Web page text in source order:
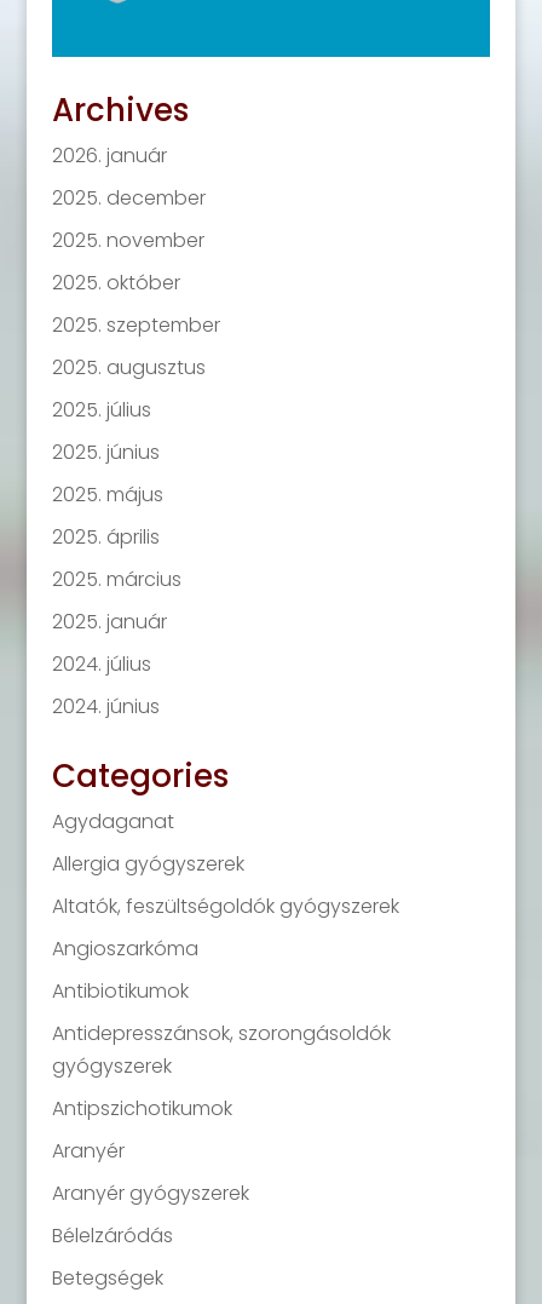
Archives
2026. január
2025. december
2025. november
2025. október
2025. szeptember
2025. augusztus
2025. július
2025. június
2025. május
2025. április
2025. március
2025. január
2024. július
2024. június
Categories
Agydaganat
Allergia gyógyszerek
Altatók, feszültségoldók gyógyszerek
Angioszarkóma
Antibiotikumok
Antidepresszánsok, szorongásoldók
gyógyszerek
Antipszichotikumok
Aranyér
Aranyér gyógyszerek
Bélelzáródás
Betegségek